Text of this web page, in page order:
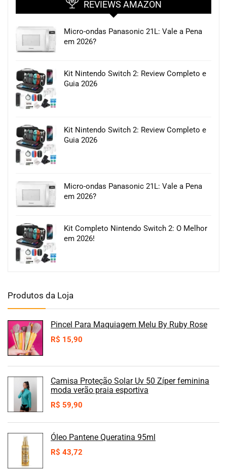
REVIEWS AMAZON
Micro-ondas Panasonic 21L: Vale a Pena
em 2026?
Kit Nintendo Switch 2: Review Completo e
Guia 2026
Kit Nintendo Switch 2: Review Completo e
Guia 2026
Micro-ondas Panasonic 21L: Vale a Pena
em 2026?
Kit Completo Nintendo Switch 2: O Melhor
em 2026!
Produtos da Loja
Pincel Para Maquiagem Melu By Ruby Rose
R$ 15,90
Camisa Proteção Solar Uv 50 Zíper feminina
moda verão praia esportiva
R$ 59,90
Óleo Pantene Queratina 95ml
R$ 43,72